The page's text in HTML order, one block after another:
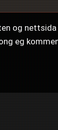
og nettsida
eg